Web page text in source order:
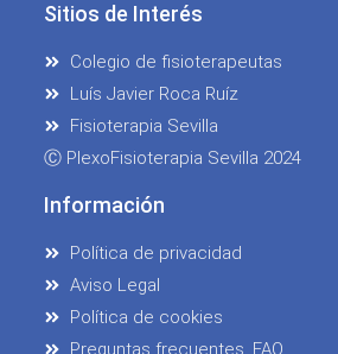
Sitios de Interés
Colegio de fisioterapeutas
Luís Javier Roca Ruíz
Fisioterapia Sevilla
Ⓒ PlexoFisioterapia Sevilla 2024
Información
Política de privacidad
Aviso Legal
Política de cookies